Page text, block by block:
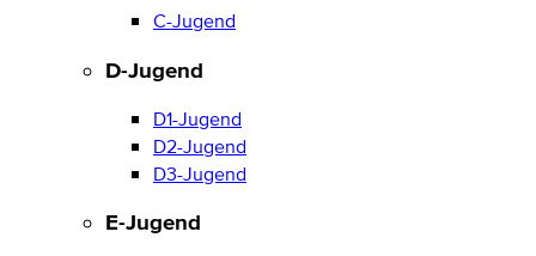
C-Jugend
D-Jugend
D1-Jugend
D2-Jugend
D3-Jugend
E-Jugend